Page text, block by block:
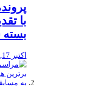
با
اکتبر 17, 2019